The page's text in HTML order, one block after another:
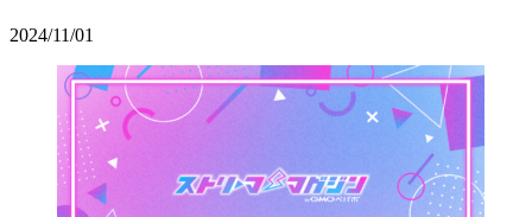
2024/11/01